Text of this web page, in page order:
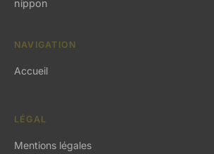
nippon
NAVIGATION
Accueil
LÉGAL
Mentions légales